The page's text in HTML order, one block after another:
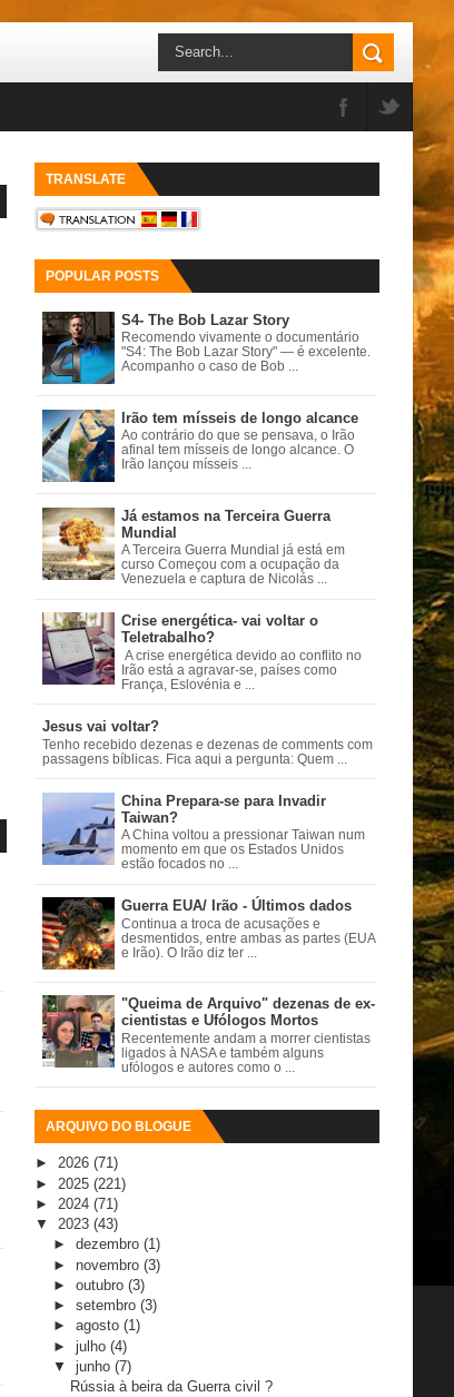
TRANSLATE
POPULAR POSTS
S4- The Bob Lazar Story
Recomendo vivamente o documentário
"S4: The Bob Lazar Story" — é excelente.
Acompanho o caso de Bob ...
Irão tem mísseis de longo alcance
Ao contrário do que se pensava, o Irão
afinal tem mísseis de longo alcance. O
Irão lançou mísseis ...
Já estamos na Terceira Guerra
Mundial
A Terceira Guerra Mundial já está em
curso Começou com a ocupação da
Venezuela e captura de Nicolás ...
Crise energética- vai voltar o
Teletrabalho?
A crise energética devido ao conflito no
Irão está a agravar-se, países como
França, Eslovénia e ...
Jesus vai voltar?
Tenho recebido dezenas e dezenas de comments com
passagens bíblicas. Fica aqui a pergunta: Quem ...
China Prepara-se para Invadir
Taiwan?
A China voltou a pressionar Taiwan num
momento em que os Estados Unidos
estão focados no ...
Guerra EUA/ Irão - Últimos dados
Continua a troca de acusações e
desmentidos, entre ambas as partes (EUA
e Irão). O Irão diz ter ...
"Queima de Arquivo" dezenas de ex-
cientistas e Ufólogos Mortos
Recentemente andam a morrer cientistas
ligados à NASA e também alguns
ufólogos e autores como o ...
ARQUIVO DO BLOGUE
► 2026 (71)
► 2025 (221)
► 2024 (71)
▼ 2023 (43)
► dezembro (1)
► novembro (3)
► outubro (3)
► setembro (3)
► agosto (1)
► julho (4)
▼ junho (7)
Rússia à beira da Guerra civil ?